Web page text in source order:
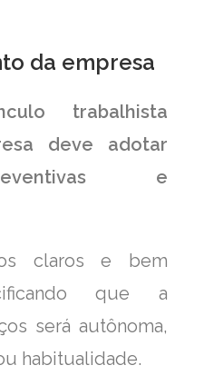
da empresa
trabalhista
deve adotar
e
claros e bem
que a
será autônoma,
habitualidade.